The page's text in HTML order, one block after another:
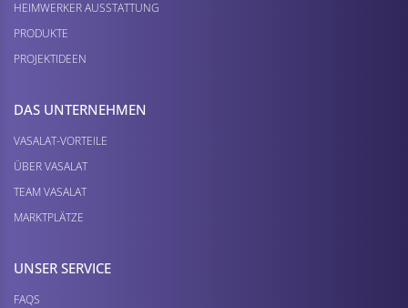
HEIMWERKER AUSSTATTUNG
PRODUKTE
PROJEKTIDEEN
DAS UNTERNEHMEN
VASALAT-VORTEILE
ÜBER VASALAT
TEAM VASALAT
MARKTPLÄTZE
UNSER SERVICE
FAQS